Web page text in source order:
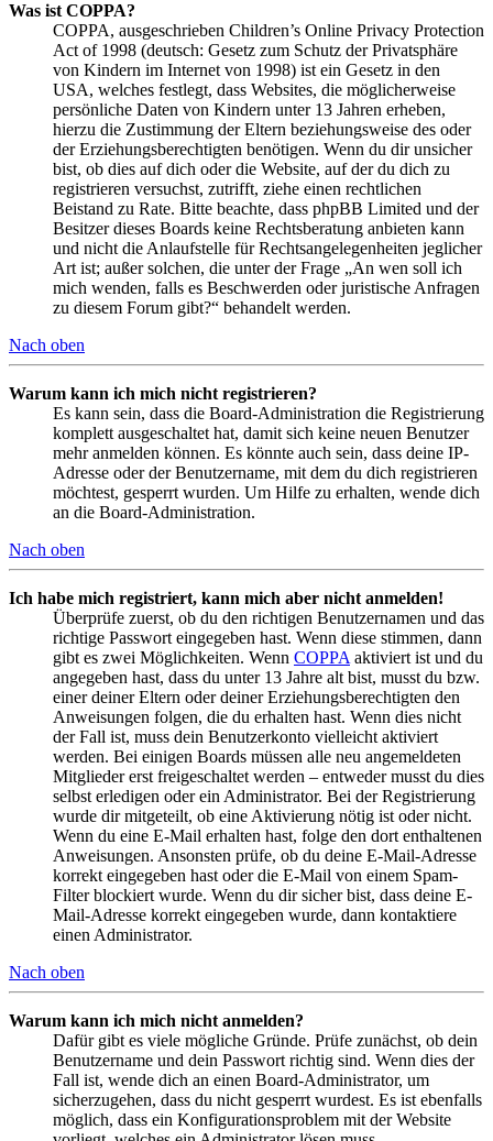
Was ist COPPA?
COPPA, ausgeschrieben Children’s Online Privacy Protection
Act of 1998 (deutsch: Gesetz zum Schutz der Privatsphäre
von Kindern im Internet von 1998) ist ein Gesetz in den
USA, welches festlegt, dass Websites, die möglicherweise
persönliche Daten von Kindern unter 13 Jahren erheben,
hierzu die Zustimmung der Eltern beziehungsweise des oder
der Erziehungsberechtigten benötigen. Wenn du dir unsicher
bist, ob dies auf dich oder die Website, auf der du dich zu
registrieren versuchst, zutrifft, ziehe einen rechtlichen
Beistand zu Rate. Bitte beachte, dass phpBB Limited und der
Besitzer dieses Boards keine Rechtsberatung anbieten kann
und nicht die Anlaufstelle für Rechtsangelegenheiten jeglicher
Art ist; außer solchen, die unter der Frage „An wen soll ich
mich wenden, falls es Beschwerden oder juristische Anfragen
zu diesem Forum gibt?“ behandelt werden.
Nach oben
Warum kann ich mich nicht registrieren?
Es kann sein, dass die Board-Administration die Registrierung
komplett ausgeschaltet hat, damit sich keine neuen Benutzer
mehr anmelden können. Es könnte auch sein, dass deine IP-
Adresse oder der Benutzername, mit dem du dich registrieren
möchtest, gesperrt wurden. Um Hilfe zu erhalten, wende dich
an die Board-Administration.
Nach oben
Ich habe mich registriert, kann mich aber nicht anmelden!
Überprüfe zuerst, ob du den richtigen Benutzernamen und das
richtige Passwort eingegeben hast. Wenn diese stimmen, dann
gibt es zwei Möglichkeiten. Wenn COPPA aktiviert ist und du
angegeben hast, dass du unter 13 Jahre alt bist, musst du bzw.
einer deiner Eltern oder deiner Erziehungsberechtigten den
Anweisungen folgen, die du erhalten hast. Wenn dies nicht
der Fall ist, muss dein Benutzerkonto vielleicht aktiviert
werden. Bei einigen Boards müssen alle neu angemeldeten
Mitglieder erst freigeschaltet werden – entweder musst du dies
selbst erledigen oder ein Administrator. Bei der Registrierung
wurde dir mitgeteilt, ob eine Aktivierung nötig ist oder nicht.
Wenn du eine E-Mail erhalten hast, folge den dort enthaltenen
Anweisungen. Ansonsten prüfe, ob du deine E-Mail-Adresse
korrekt eingegeben hast oder die E-Mail von einem Spam-
Filter blockiert wurde. Wenn du dir sicher bist, dass deine E-
Mail-Adresse korrekt eingegeben wurde, dann kontaktiere
einen Administrator.
Nach oben
Warum kann ich mich nicht anmelden?
Dafür gibt es viele mögliche Gründe. Prüfe zunächst, ob dein
Benutzername und dein Passwort richtig sind. Wenn dies der
Fall ist, wende dich an einen Board-Administrator, um
sicherzugehen, dass du nicht gesperrt wurdest. Es ist ebenfalls
möglich, dass ein Konfigurationsproblem mit der Website